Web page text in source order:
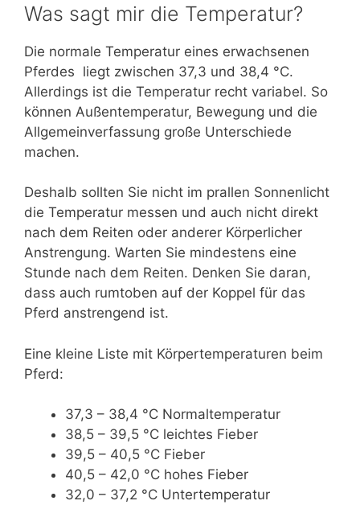
Was sagt mir die Temperatur?
Die normale Temperatur eines erwachsenen
Pferdes liegt zwischen 37,3 und 38,4 °C.
Allerdings ist die Temperatur recht variabel. So
können Außentemperatur, Bewegung und die
Allgemeinverfassung große Unterschiede
machen.
Deshalb sollten Sie nicht im prallen Sonnenlicht
die Temperatur messen und auch nicht direkt
nach dem Reiten oder anderer Körperlicher
Anstrengung. Warten Sie mindestens eine
Stunde nach dem Reiten. Denken Sie daran,
dass auch rumtoben auf der Koppel für das
Pferd anstrengend ist.
Eine kleine Liste mit Körpertemperaturen beim
Pferd:
37,3 – 38,4 °C Normaltemperatur
38,5 – 39,5 °C leichtes Fieber
39,5 – 40,5 °C Fieber
40,5 – 42,0 °C hohes Fieber
32,0 – 37,2 °C Untertemperatur